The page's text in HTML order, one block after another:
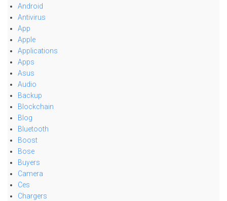
Android
Antivirus
App
Apple
Applications
Apps
Asus
Audio
Backup
Blockchain
Blog
Bluetooth
Boost
Bose
Buyers
Camera
Ces
Chargers